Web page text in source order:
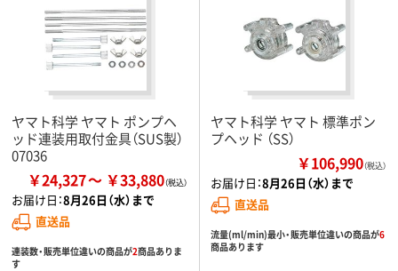
ヤマト科学 ヤマト ポンプヘ
ッド連装用取付金具（SUS製）
07036
￥24,327 ￥33,880
お届け日：8月26日（水）まで
直送品
連装数・販売単位違いの商品が2商品ありま
す
ヤマト科学 ヤマト 標準ポン
プヘッド （SS）
￥106,990（税込）
お届け日：8月26日（水）まで
直送品
流量(ml/min)最小・販売単位違いの商品が6
商品あります